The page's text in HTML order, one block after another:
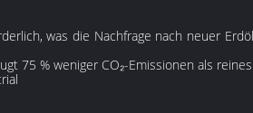
was die Nachfrage nach neuer
75 % weniger CO₂-Emissionen als